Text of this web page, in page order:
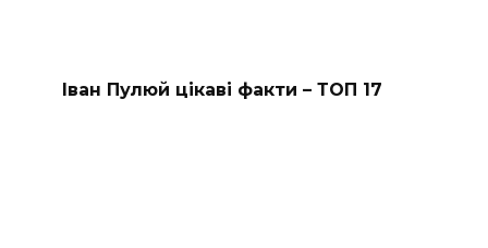
Іван Пулюй цікаві факти – ТОП 17